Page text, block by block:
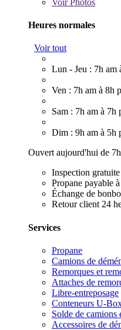
Heures normales
Voir tout
Lun - Jeu : 7h am
Ven : 7h am à 8h
Sam : 7h am à 7h
Dim : 9h am à 5h
Ouvert aujourd'hui de
Inspection
Propane payable
Échange de
Retour client 24
Services
Propane
Camions de
Remorques et
Attaches de
Libre-entreposage
Conteneurs U-
Solde de camions
Accessoires de